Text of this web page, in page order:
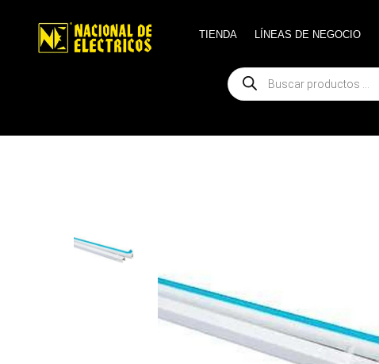
TIENDA LÍNEAS DE NEGOCIO
Búsqueda
de
productos
TIENDA LÍNEAS DE NEGOCIO
Búsqueda
de
productos